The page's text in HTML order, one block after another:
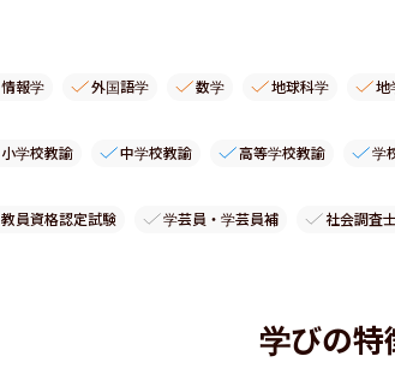
情報学 外国語学 数学 地球科学 地
小学校教諭 中学校教諭 高等学校教諭 学
教員資格認定試験 学芸員・学芸員補 社会調査士
学びの特